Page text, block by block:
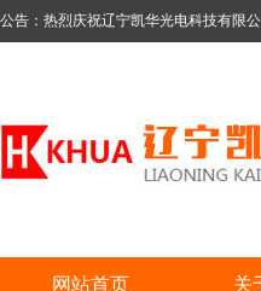
公告：热烈庆祝辽宁凯华光电科技有限
网站首页 关